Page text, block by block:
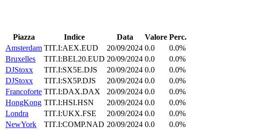
Piazza Indice Data Valore Perc.
Amsterdam TIT.I:AEX.EUD 20/09/2024 0.0
0.0%
Bruxelles
TIT.I:BEL20.EUD 20/09/2024 0.0
0.0%
DJStoxx
TIT.I:SX5E.DJS 20/09/2024 0.0
0.0%
DJStoxx
TIT.I:SX5P.DJS 20/09/2024 0.0
0.0%
Francoforte TIT.I:DAX.DAX 20/09/2024 0.0
0.0%
HongKong TIT.I:HSI.HSN 20/09/2024 0.0
0.0%
Londra
TIT.I:UKX.FSE 20/09/2024 0.0
0.0%
NewYork
TIT.I:COMP.NAD 20/09/2024 0.0
0.0%